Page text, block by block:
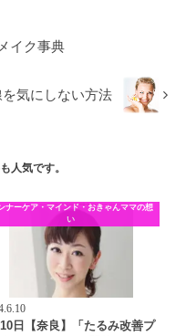
イク事典
気にしない方法
人気です。
ナーケア・マインド・おきゃんママの想
い
日【奈良】「たるみ改善プ